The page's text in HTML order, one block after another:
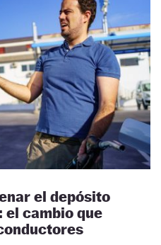
el depósito
el cambio que